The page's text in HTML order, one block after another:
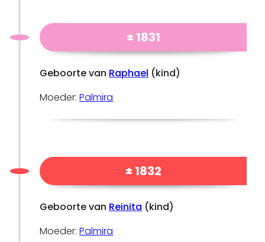
± 1831
Geboorte van Raphael (kind)
Moeder:Palmira
± 1832
Geboorte van Reinita (kind)
Moeder:Palmira